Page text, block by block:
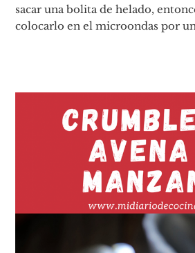
sacar una bolita de helado,
colocarlo en el microondas por